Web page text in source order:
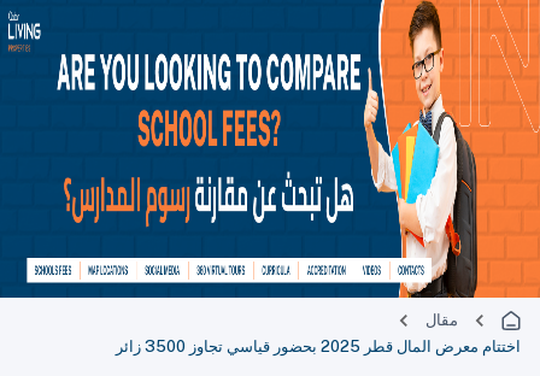
مقال
اختتام معرض المال قطر 2025 بحضور قياسي تجاوز 3500 زائر